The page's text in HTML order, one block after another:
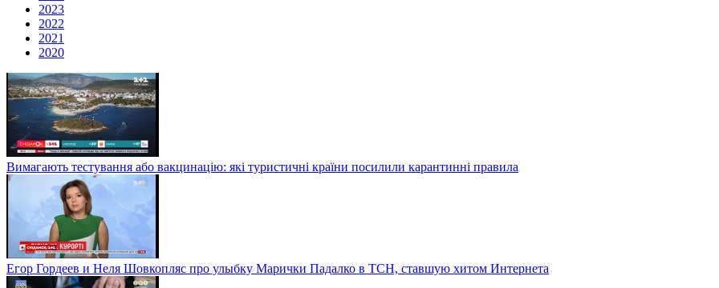
2023
2022
2021
2020
Вимагають тестування або вакцинацію: які туристичні країни посилили карантинні правила
Егор Гордеев и Неля Шовкопляс про улыбку Марички Падалко в ТСН, ставшую хитом Интернета